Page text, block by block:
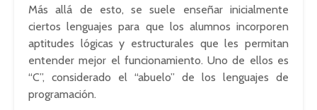
Más allá de esto, se suele enseñar inicialmente
ciertos lenguajes para que los alumnos incorporen
aptitudes lógicas y estructurales que les permitan
entender mejor el funcionamiento. Uno de ellos es
“C”, considerado el “abuelo” de los lenguajes de
programación.